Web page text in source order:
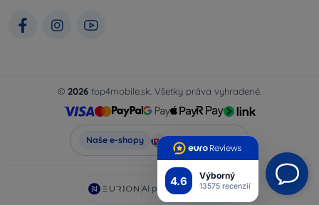
4.6 Výborný
13575 recenzií
© 2026 top4mobile.sk. Všetky práva vyhradené.
Naše e-shopy Top4Mobile.sk
AI powered byEurion